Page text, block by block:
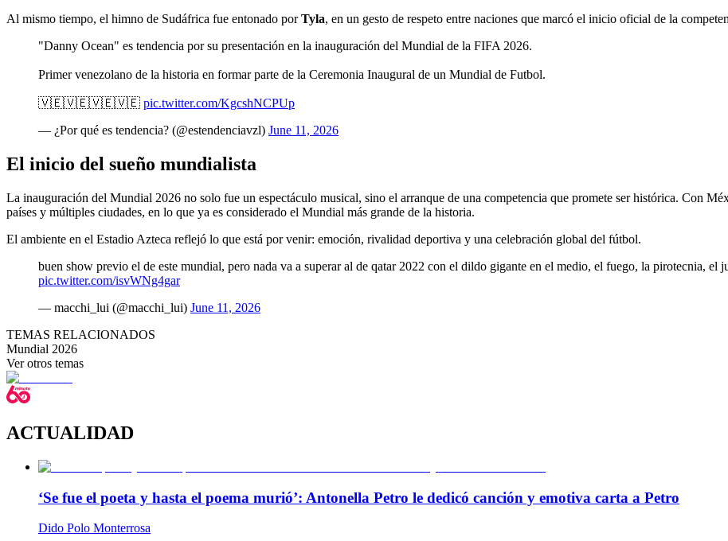
Al mismo tiempo, el himno de Sudáfrica fue entonado porTyla, en un gesto de respeto entre naciones que marcó el inicio oficial de la
"Danny Ocean" es tendencia por su presentación en la inauguración del Mundial de la FIFA 2026.
Primer venezolano de la historia en formar parte de la Ceremonia Inaugural de un Mundial de Futbol.
🇻🇪🇻🇪🇻🇪🇻🇪 pic.twitter.com/KgcshNCPUp
— ¿Por qué es tendencia? (@estendenciavzl) June 11, 2026
El inicio del sueño mundialista
La inauguración del Mundial 2026 no solo fue un espectáculo musical, sino el arranque de una competencia que promete ser histórica. Con
países y múltiples ciudades, en lo que ya es considerado el Mundial más grande de la historia.
El ambiente en el Estadio Azteca reflejó lo que está por venir: emoción, rivalidad deportiva y una celebración global del fútbol.
buen show previo el de este mundial, pero nada va a superar al de qatar 2022 con el dildo gigante en el medio, el fuego, la pirotecnia, el
pic.twitter.com/isvWNg4gar
— macchi_lui (@macchi_lui) June 11, 2026
TEMAS RELACIONADOS
Mundial 2026
Ver otros temas
ACTUALIDAD
‘Se fue el poeta y hasta el poema murió’: Antonella Petro le dedicó canción y emotiva carta a Petro
Dido Polo Monterrosa